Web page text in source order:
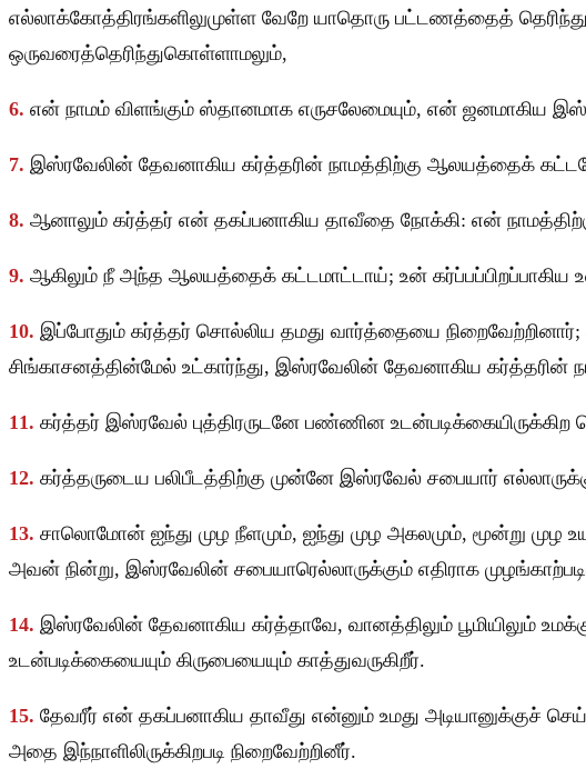
எல்லாக்கோத்திரங்களிலுமுள்ள வேறே யாதொரு பட்டணத்தைத்
ஒருவரைத்தெரிந்துகொள்ளாமலும்,
6. என் நாமம் விளங்கும் ஸ்தானமாக எருசலேமையும், என் ஜனமாகிய
7. இஸ்ரவேலின் தேவனாகிய கர்த்தரின் நாமத்திற்கு ஆலயத்தைக்
8. ஆனாலும் கர்த்தர் என் தகப்பனாகிய தாவீதை நோக்கி: என்
9. ஆகிலும் நீ அந்த ஆலயத்தைக் கட்டமாட்டாய்; உன்
10. இப்போதும் கர்த்தர் சொல்லிய தமது வார்த்தையை
சிங்காசனத்தின்மேல் உட்கார்ந்து, இஸ்ரவேலின் தேவனாகிய கர்த்தரின்
11. கர்த்தர் இஸ்ரவேல் புத்திரருடனே பண்ணின
12. கர்த்தருடைய பலிபீடத்திற்கு முன்னே இஸ்ரவேல் சபையார்
13. சாலொமோன் ஐந்து முழ நீளமும், ஐந்து முழ அகலமும், மூன்று முழ
அவன் நின்று, இஸ்ரவேலின் சபையாரெல்லாருக்கும் எதிராக
14. இஸ்ரவேலின் தேவனாகிய கர்த்தாவே, வானத்திலும் பூமியிலும்
உடன்படிக்கையையும் கிருபையையும் காத்துவருகிறீர்.
15. தேவரீர் என் தகப்பனாகிய தாவீது என்னும் உமது
அதை இந்நாளிலிருக்கிறபடி நிறைவேற்றினீர்.